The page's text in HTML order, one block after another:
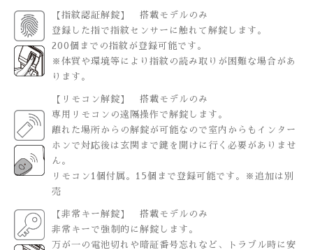
【指紋認証解錠】 搭載モデルのみ
登録した指で指紋センサーに触れて解錠します。
200個までの指紋が登録可能です。
※体質や環境等により指紋の読み取りが困難な場合があ
ります。
【リモコン解錠】 搭載モデルのみ
専用リモコンの遠隔操作で解錠します。
離れた場所からの解錠が可能なので室内からもインター
ホンで対応後は玄関まで鍵を開けに行く必要がありませ
ん。
リモコン1個付属。15個まで登録可能です。※追加は別
売
【非常キー解錠】 搭載モデルのみ
非常キーで強制的に解錠します。
万が一の電池切れや暗証番号忘れなど、トラブル時に安